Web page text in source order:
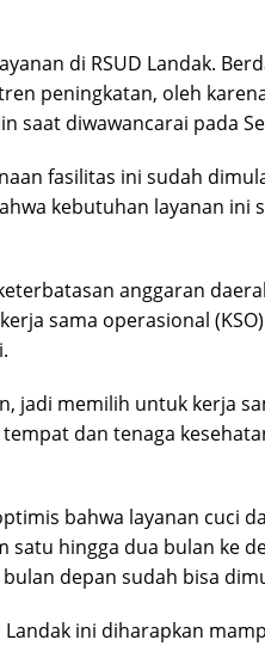
di RSUD Landak.
peningkatan, oleh
saat diwawancarai pada
fasilitas ini sudah
kebutuhan layanan ini
anggaran
sama operasional
jadi memilih untuk kerja
dan tenaga
bahwa layanan cuci
hingga dua bulan ke
depan sudah bisa
Landak ini diharapkan